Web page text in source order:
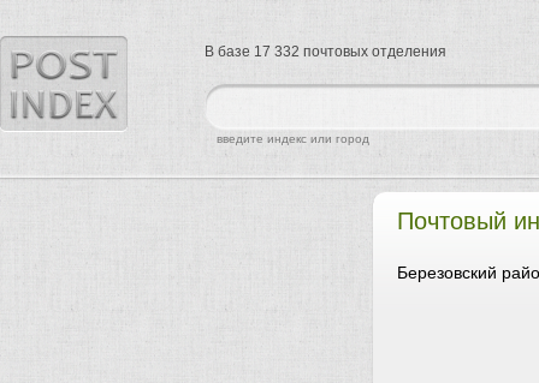
Почтовый
Березовский
найти
введите индекс или город
В базе 17 332 почтовых отделения